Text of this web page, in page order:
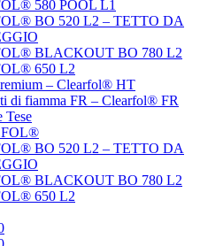
580 POOL L1
BO 520 L2 – TETTO DA
BLACKOUT BO 780 L2
650 L2
– Clearfol® HT
di fiamma FR – Clearfol® FR
Tese
BO 520 L2 – TETTO DA
BLACKOUT BO 780 L2
650 L2